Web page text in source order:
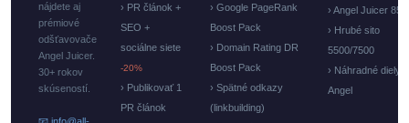
nájdete aj
prémiové
odšťavovače
Angel Juicer.
30+ rokov
skúseností.
› PR článok +
SEO +
sociálne siete
-20%
› Publikovať 1
PR článok
› Google PageRank
Boost Pack
› Domain Rating DR
Boost Pack
› Spätné odkazy
(linkbuilding)
› Angel Juicer
› Hrubé sito
5500/7500
› Náhradné diely
Angel